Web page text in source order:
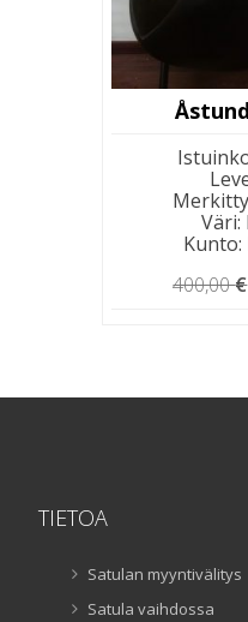
Väri:
Kunto:
400,00€
TIETOA
Satulan myyntivälitys
Satula vaihdossa